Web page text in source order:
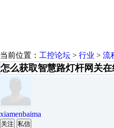
当前位置： 工控论坛 > 行业 > 流
怎么获取智慧路灯杆网关在
xiamenbaima
关注 私信